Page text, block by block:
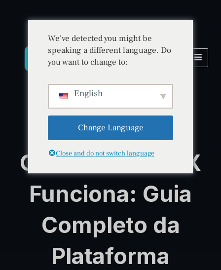
Guia da Plataforma BitradeX
Como a BitradeX
Funciona: Guia
Completo da
Plataforma
We've detected you might be
speaking a different language. Do
you want to change to:
English
Change Language
Close and do not switch language